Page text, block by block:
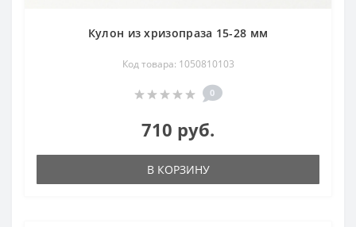
Кулон из хризопраза 15-28 мм
Код товара: 1050810103
0
710 руб.
В КОРЗИНУ